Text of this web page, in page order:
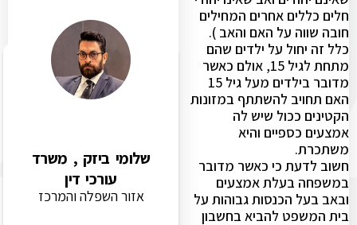
חלים כללים אחרים המחילים
חובה שווה על האם והאב ).
כלל זה יחול על ילדים שהם
מתחת לגיל 15, אולם כאשר
מדובר בילדים מעל גיל 15
האם תחויב להשתתף במזונות
הקטינים ככול שיש לה
אמצעים כספיים והיא
משתכרת.
חשוב לדעת כי כאשר מדובר
במשפחה בעלת אמצעים
ובאב בעל הכנסות גבוהות על
בית המשפט להביא בחשבון
שלומי ביזק , משרד
עורכי דין
אזור השפלה והמרכז